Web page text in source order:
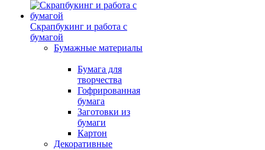
Скрапбукинг и работа с
бумагой
Бумажные материалы
Бумага для
творчества
Гофрированная
бумага
Заготовки из
бумаги
Картон
Декоративные